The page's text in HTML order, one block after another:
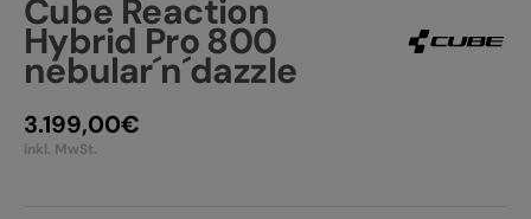
Alle entdecken
E-BIKE TOUR
PRODUKTRÜCKRUFE
Cube Reaction
Hybrid Pro 800
nebular´n´dazzle
3.199,00€
inkl. MwSt.